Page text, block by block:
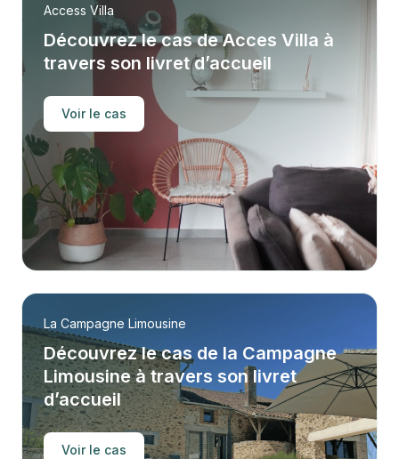
Access Villa
Découvrez le cas de Acces Villa à
travers son livret d’accueil
Voir le cas
La Campagne Limousine
Découvrez le cas de la Campagne
Limousine à travers son livret
d’accueil
Voir le cas